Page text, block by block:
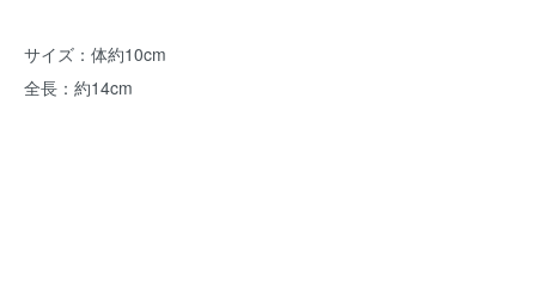
サイズ：体約10cm
全長：約14cm